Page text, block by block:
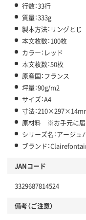
行数：33行
質量：333g
製本方法：リングとじ
本文枚数：100枚
カラー：レッド
本文枚数：50枚
原産国：フランス
坪量：90g/m2
サイズ：A4
寸法：
原材料 ※お手元に届
シリーズ名：アージュ
ブランド：
JANコード
3329687814524
備考（ご注意）